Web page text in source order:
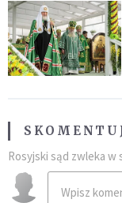
Rosyjski sąd zwleka w